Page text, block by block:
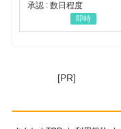
承認 : 数日程度
即時
[PR]